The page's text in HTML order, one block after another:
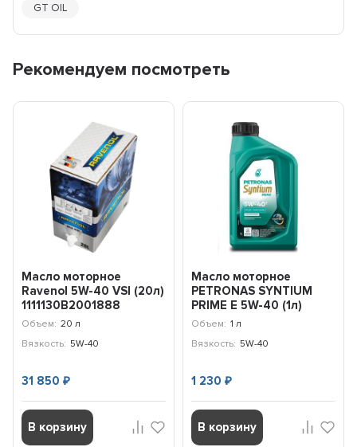
GT OIL
Рекомендуем посмотреть
Масло моторное
Ravenol 5W-40 VSI (20л)
1111130B2001888
Объем: 20 л
Вязкость: 5W-40
31 850₽
В корзину
Масло моторное
PETRONAS SYNTIUM
PRIME E 5W-40 (1л)
71243E18EU
Объем: 1 л
Вязкость: 5W-40
1 230 ₽
В корзину